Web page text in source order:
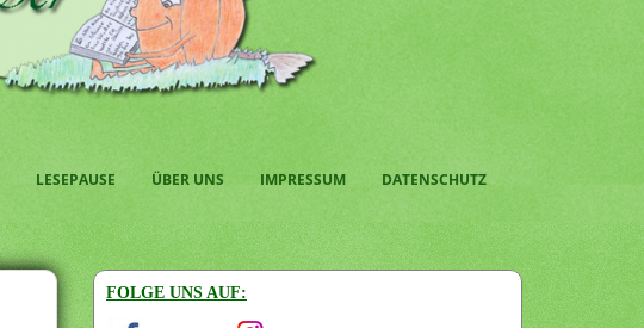
LESEPAUSE ÜBER UNS IMPRESSUM DATENSCHUTZ
FOLGE UNS AUF: